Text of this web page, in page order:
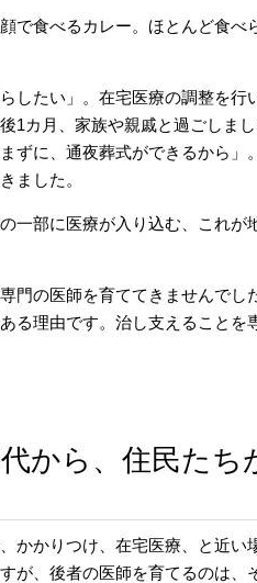
で食べるカレー。ほとんど食べ
したい」。在宅医療の調整を行
1カ月、家族や親戚と過ごしま
ずに、通夜葬式ができるから」
ました。
一部に医療が入り込む、これが
門の医師を育ててきませんでし
る理由です。治し支えることを
から、住民たち
かかりつけ、在宅医療、と近い
が、後者の医師を育てるのは、